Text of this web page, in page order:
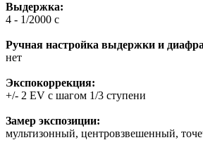
Выдержка:
4 - 1/2000 с
Ручная настройка выдержки и
нет
Экспокоррекция:
+/- 2 EV с шагом 1/3 ступени
Замер экспозиции:
мультизонный, центровзвешенный,